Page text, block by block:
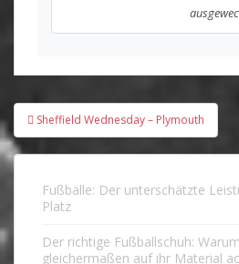
Beitragsnavigation
Sheffield Wednesday – Plymouth
Fußbälle: Der unterschätzte
Platz
Der richtige Fußballschuh:
gleichermaßen auf ihr Material